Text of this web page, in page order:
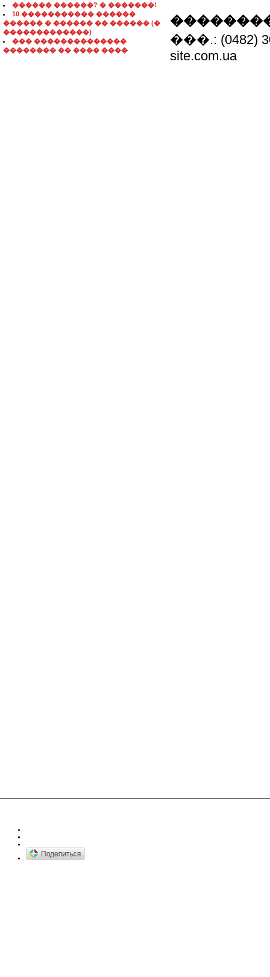
������ ������? � �������!
10 ����������� ������
������ � ������ �� ������ (�
�������������)
��� ��������������
�������� �� ���� ����
���.: (0482)
site.com.ua